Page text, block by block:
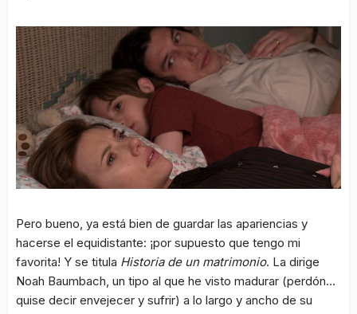
Pero bueno, ya está bien de guardar las apariencias y
hacerse el equidistante: ¡por supuesto que tengo mi
favorita! Y se titula Historia de un matrimonio. La dirige
Noah Baumbach, un tipo al que he visto madurar (perdón…
quise decir envejecer y sufrir) a lo largo y ancho de su